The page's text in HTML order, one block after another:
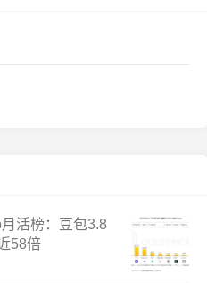
活榜：豆包3.8
58倍